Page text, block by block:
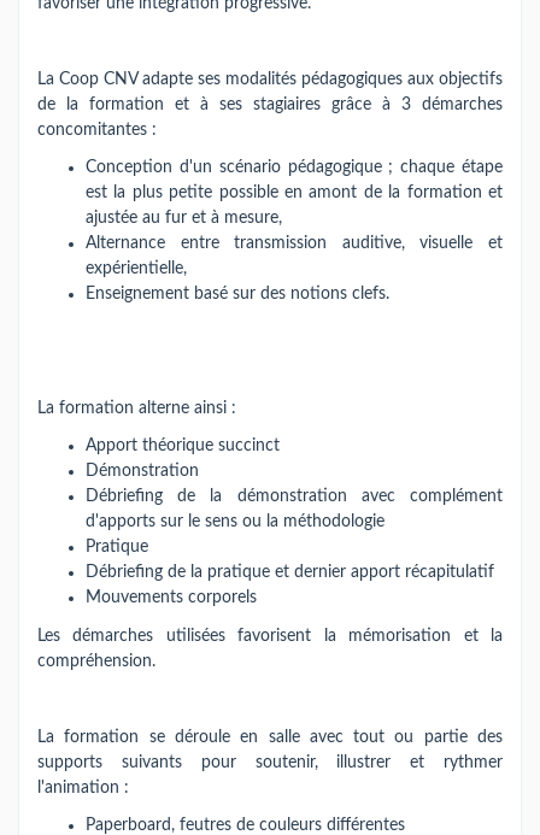
La Coop CNV adapte ses modalités pédagogiques aux objectifs
de la formation et à ses stagiaires grâce à 3 démarches
concomitantes :
Conception d'un scénario pédagogique ; chaque étape
est la plus petite possible en amont de la formation et
ajustée au fur et à mesure,
Alternance entre transmission auditive, visuelle et
expérientielle,
Enseignement basé sur des notions clefs.
La formation alterne ainsi :
Apport théorique succinct
Démonstration
Débriefing de la démonstration avec complément
d'apports sur le sens ou la méthodologie
Pratique
Débriefing de la pratique et dernier apport récapitulatif
Mouvements corporels
Les démarches utilisées favorisent la mémorisation et la
compréhension.
La formation se déroule en salle avec tout ou partie des
supports suivants pour soutenir, illustrer et rythmer
l'animation :
Paperboard, feutres de couleurs différentes